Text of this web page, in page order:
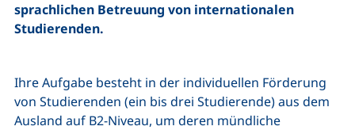
sprachlichen Betreuung von internationalen
Studierenden.
Ihre Aufgabe besteht in der individuellen Förderung
von Studierenden (ein bis drei Studierende) aus dem
Ausland auf B2-Niveau, um deren mündliche